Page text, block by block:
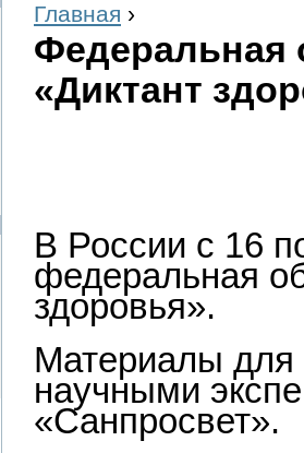
Главная ›
Федеральная
«Диктант
В России с 16
федеральная
здоровья».
Материалы для
научными
«Санпросвет».